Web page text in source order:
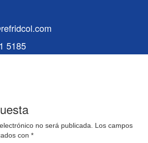
5185
no será publicada.
Los campos
con *